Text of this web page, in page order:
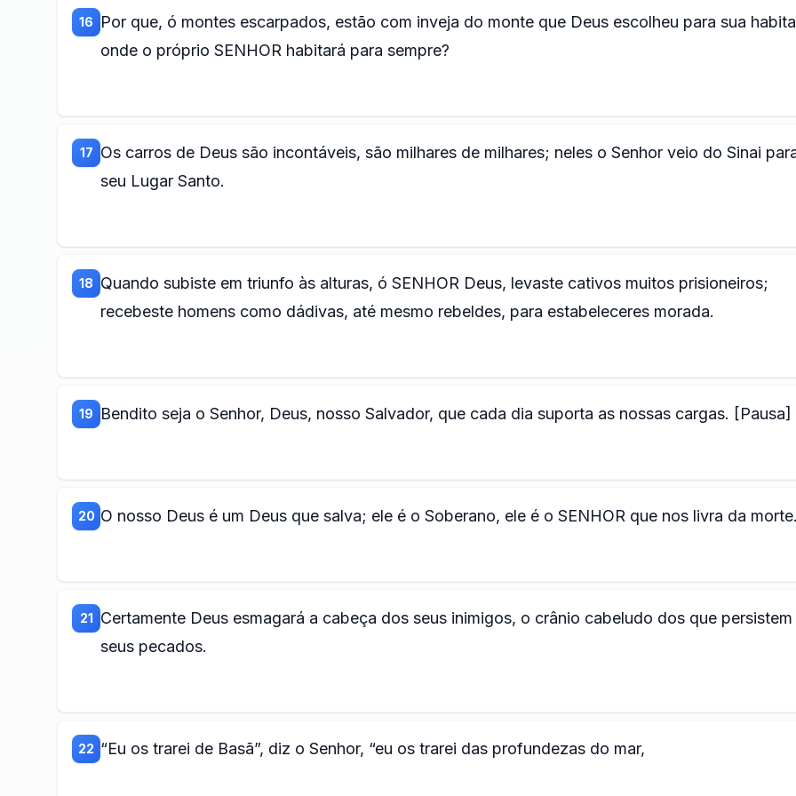
16
Por que, ó montes escarpados, estão com inveja do monte que Deus escolheu para sua
onde o próprio SENHOR habitará para sempre?
17 Os carros de Deus são incontáveis, são milhares de milhares; neles o Senhor veio do Sinai
seu Lugar Santo.
18 Quando subiste em triunfo às alturas, ó SENHOR Deus, levaste cativos muitos prisioneiros;
recebeste homens como dádivas, até mesmo rebeldes, para estabeleceres morada.
19 Bendito seja o Senhor, Deus, nosso Salvador, que cada dia suporta as nossas cargas. [Pausa]
20 O nosso Deus é um Deus que salva; ele é o Soberano, ele é o SENHOR que nos livra da morte.
21 Certamente Deus esmagará a cabeça dos seus inimigos, o crânio cabeludo dos que persistem
seus pecados.
22 “Eu os trarei de Basã”, diz o Senhor, “eu os trarei das profundezas do mar,